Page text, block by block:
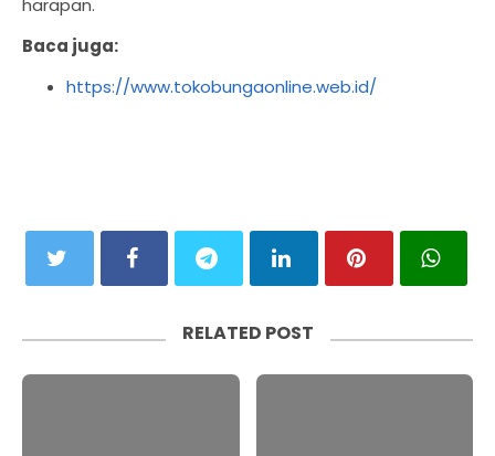
Baca juga:
https://www.tokobungaonline.web.id/
RELATED POST